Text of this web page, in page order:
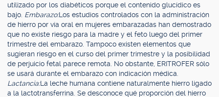
utilizado por los diabéticos porque el contenido glucídico es
bajo. Embarazo:Los estudios controlados con la administración
de hierro por vía oral en mujeres embarazadas han demostrado
que no existe riesgo para la madre y el feto luego del primer
trimestre del embarazo. Tampoco existen elementos que
sugieran riesgo en el curso del primer trimestre y la posibilidad
de perjuicio fetal parece remota. No obstante, ERITROFER sólo
se usará durante el embarazo con indicación médica.
Lactancia:La leche humana contiene naturalmente hierro ligado
a la lactotransferrina. Se desconoce qué proporción del hierro